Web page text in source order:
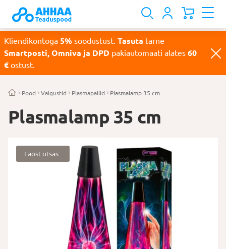
Kliendikontoga 5% soodustust. Tasuta tarne
Smartposti, Omniva ja DPD pakiautomaati alates 60
€ ostust.
Pood Valgustid Plasmapallid Plasmalamp 35 cm
Plasmalamp 35 cm
Laost otsas